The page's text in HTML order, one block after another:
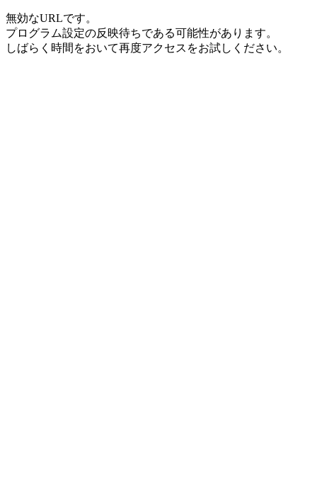
無効なURLです。
プログラム設定の反映待ちである可能性があります。
しばらく時間をおいて再度アクセスをお試しください。